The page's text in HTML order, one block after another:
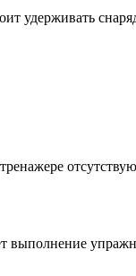
удерживать
выполнение